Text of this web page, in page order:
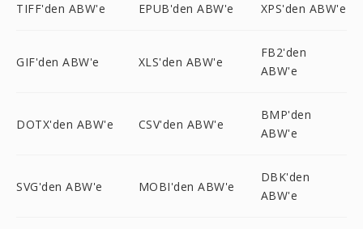
TIFF'den ABW'e EPUB'den ABW'e XPS'den ABW'e
GIF'den ABW'e XLS'den ABW'e
FB2'den
ABW'e
DOTX'den ABW'e CSV'den ABW'e
BMP'den
ABW'e
SVG'den ABW'e MOBI'den ABW'e
DBK'den
ABW'e